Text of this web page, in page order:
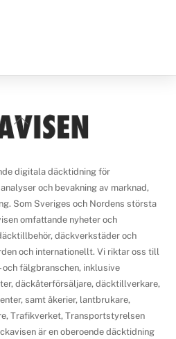
Back
To
digitala däcktidning för
och bevakning av marknad,
Som Sveriges och Nordens största
omfattande nyheter och
däckverkstäder och
och internationellt. Vi riktar oss till
fälgbranschen, inklusive
däckåterförsäljare, däcktillverkare,
samt åkerier, lantbrukare,
Trafikverket, Transportstyrelsen
är en oberoende däcktidning